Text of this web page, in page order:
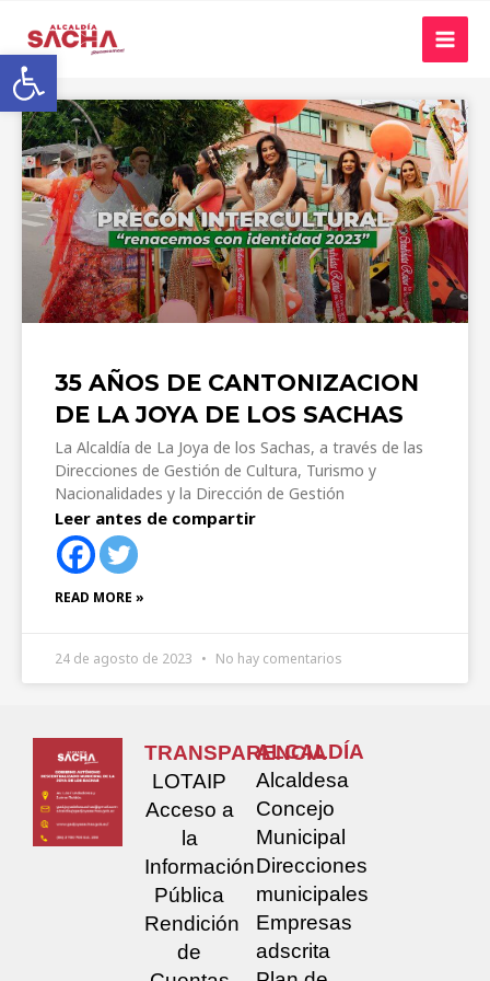
Abrir barra de herramientas
35 AÑOS DE CANTONIZACION
DE LA JOYA DE LOS SACHAS
La Alcaldía de La Joya de los Sachas, a través de las
Direcciones de Gestión de Cultura, Turismo y
Nacionalidades y la Dirección de Gestión
Leer antes de compartir
READ MORE »
24 de agosto de 2023 No hay comentarios
TRANSPARENCIA
LOTAIP
Acceso a
la
Información
Pública
Rendición
de
ALCALDÍA
Alcaldesa
Concejo
Municipal
Direcciones
municipales
Empresas
adscrita